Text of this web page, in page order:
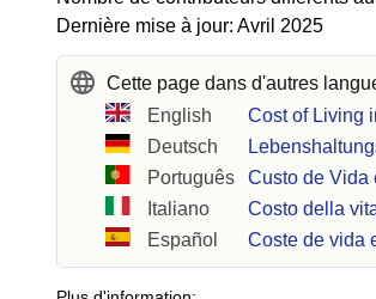
Dernière mise à jour: Avril 2025
Cette page dans d'autres
English
Cost of Living
Deutsch
Português
Custo de Vida
Italiano
Costo della
Español
Coste de vida